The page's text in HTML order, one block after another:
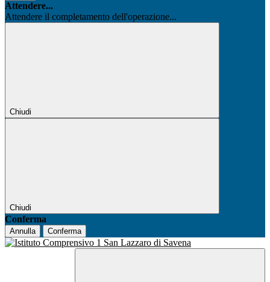
Attendere...
Attendere il completamento dell'operazione...
Chiudi
Chiudi
Conferma
Annulla Conferma